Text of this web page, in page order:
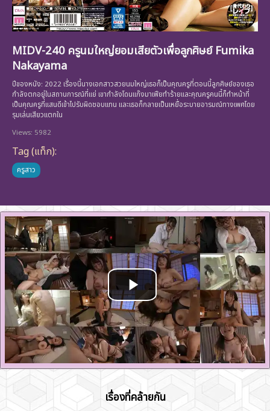
MIDV-240 ครูนมใหญ่ยอมเสียตัวเพื่อลูกศิษย์ Fumika
Nakayama
ปีของหนัง: 2022 เรื่องนี้นางเอกสาวสวยนมใหญ่เธอก็เป็นคุณครูที่ตอนนี้ลูกศิษย์ของเธอ
กำลังตกอยู่ในสถานการณ์ที่แย่ เขากำลังโดนแก๊งมาเฟียทำร้ายและคุณครูคนนี้ก็ทำหน้าที่
เป็นคุณครูที่แสนดีเข้าไปรับผิดชอบแทน และเธอก็กลายเป็นเหยื่อระบายอารมณ์ทางเพศโดย
รุมเล่นเสียวแตกใน
Views: 5982
Tag (แท็ก):
ครูสาว
เรื่องที่คล้ายกัน